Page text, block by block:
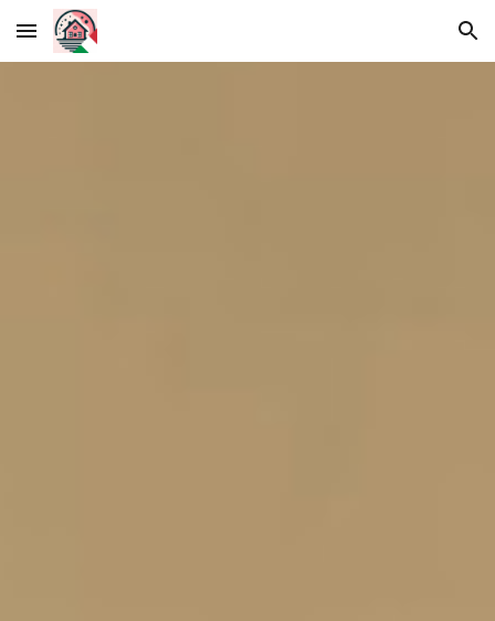
Skip to main content Skip to navigation